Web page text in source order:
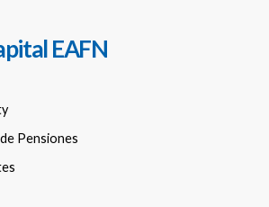
EAFN
Pensiones